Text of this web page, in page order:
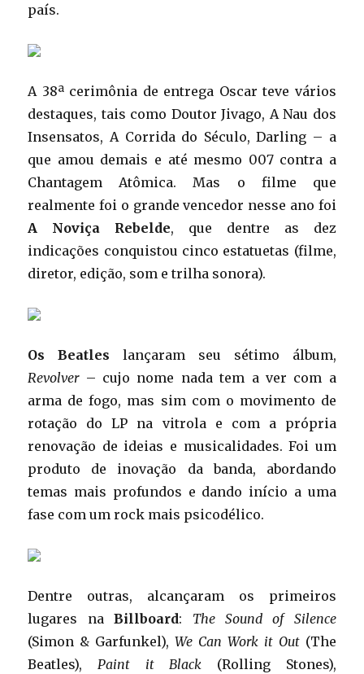
país.
A 38ª cerimônia de entrega Oscar teve vários
destaques, tais como Doutor Jivago, A Nau dos
Insensatos, A Corrida do Século, Darling – a
que amou demais e até mesmo 007 contra a
Chantagem Atômica. Mas o filme que
realmente foi o grande vencedor nesse ano foi
A Noviça Rebelde, que dentre as dez
indicações conquistou cinco estatuetas (filme,
diretor, edição, som e trilha sonora).
Os Beatles lançaram seu sétimo álbum,
Revolver– cujo nome nada tem a ver com a
arma de fogo, mas sim com o movimento de
rotação do LP na vitrola e com a própria
renovação de ideias e musicalidades. Foi um
produto de inovação da banda, abordando
temas mais profundos e dando início a uma
fase com um rock mais psicodélico.
Dentre outras, alcançaram os primeiros
lugares naBillboard: The Sound of Silence
(Simon & Garfunkel),We Can Work it Out(The
Beatles),Paint it Black (Rolling Stones),